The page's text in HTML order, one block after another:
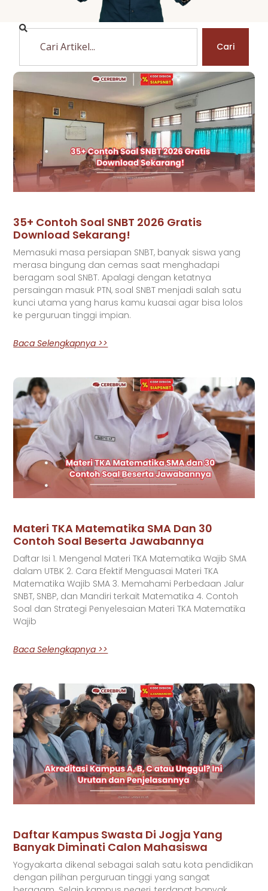
Cari
35+ Contoh Soal SNBT 2026 Gratis
Download Sekarang!
Memasuki masa persiapan SNBT, banyak siswa yang
merasa bingung dan cemas saat menghadapi
beragam soal SNBT. Apalagi dengan ketatnya
persaingan masuk PTN, soal SNBT menjadi salah satu
kunci utama yang harus kamu kuasai agar bisa lolos
ke perguruan tinggi impian.
Baca Selengkapnya >>
Materi TKA Matematika SMA Dan 30
Contoh Soal Beserta Jawabannya
Daftar Isi 1. Mengenal Materi TKA Matematika Wajib SMA
dalam UTBK 2. Cara Efektif Menguasai Materi TKA
Matematika Wajib SMA 3. Memahami Perbedaan Jalur
SNBT, SNBP, dan Mandiri terkait Matematika 4. Contoh
Soal dan Strategi Penyelesaian Materi TKA Matematika
Wajib
Baca Selengkapnya >>
Daftar Kampus Swasta Di Jogja Yang
Banyak Diminati Calon Mahasiswa
Yogyakarta dikenal sebagai salah satu kota pendidikan
dengan pilihan perguruan tinggi yang sangat